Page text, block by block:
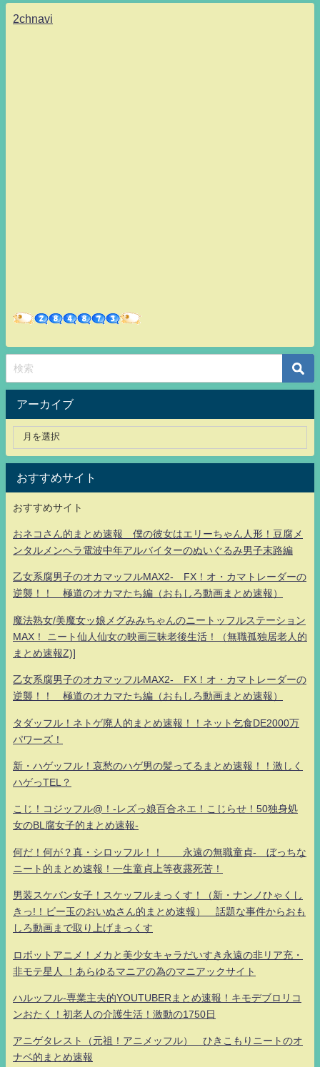
2chnavi
アーカイブ
おすすめサイト
おすすめサイト
おネコさん的まとめ速報 僕の彼女はエリーちゃん人形！豆腐メ
ンタルメンヘラ電波中年アルバイターのぬいぐるみ男子末路編
乙女系腐男子のオカマッフルMAX2- FX！オ・カマトレーダーの
逆襲！！ 極道のオカマたち編（おもしろ動画まとめ速報）
魔法熟女/美魔女ッ娘メグみみちゃんのニートッフルステーション
MAX！ ニート仙人仙女の映画三昧老後生活！（無職孤独居老人的
まとめ速報Z)]
乙女系腐男子のオカマッフルMAX2- FX！オ・カマトレーダーの
逆襲！！ 極道のオカマたち編（おもしろ動画まとめ速報）
タダッフル！ネトゲ廃人的まとめ速報！！ネット乞食DE2000万
パワーズ！
新・ハゲッフル！哀愁のハゲ男の髪ってるまとめ速報！！激しく
ハゲっTEL？
こじ！コジッフル@！-レズっ娘百合ネエ！こじらせ！50独身処
女のBL腐女子的まとめ速報-
何だ！何が？真・シロッフル！！ 永遠の無職童貞- ぼっちな
ニート的まとめ速報！一生童貞上等夜露死苦！
男装スケバン女子！スケッフルまっくす！（新・ナンノひゃくし
きっ!！ビー玉のおいぬさん的まとめ速報） 話題な事件からおも
しろ動画まで取り上げまっくす
ロボットアニメ！メカと美少女キャラだいすき永遠の非リア充・
非モテ星人 ！あらゆるマニアの為のマニアックサイト
ハルッフル-専業主夫的YOUTUBERまとめ速報！キモデブロリコ
ンおたく！初老人の介護生活！激動の1750日
アニゲタレスト（元祖！アニメッフル） ひきこもりニートのオ
ナベ的まとめ速報